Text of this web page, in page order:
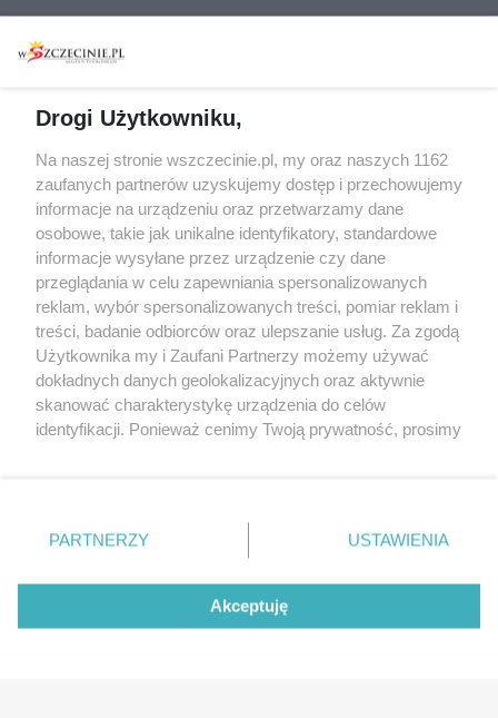
Wydarzenia
Warsztaty
Jarmarki, festyny, pchle
targi
Wernisaże
Więcej
Reklama
Redakcja
Specjalny koncert z okazji
20. urodzin portalu
wSzczecinie.pl
Regulamin konkursów
śniadaniówka "Hej
Szczecin! Jest piątek!"
the:protocol
Drogi Użytkowniku,
Na naszej stronie wszczecinie.pl, my oraz naszych 1162
zaufanych partnerów uzyskujemy dostęp i przechowujemy
informacje na urządzeniu oraz przetwarzamy dane
osobowe, takie jak unikalne identyfikatory, standardowe
informacje wysyłane przez urządzenie czy dane
przeglądania w celu zapewniania spersonalizowanych
reklam, wybór spersonalizowanych treści, pomiar reklam i
treści, badanie odbiorców oraz ulepszanie usług. Za zgodą
Użytkownika my i Zaufani Partnerzy możemy używać
dokładnych danych geolokalizacyjnych oraz aktywnie
skanować charakterystykę urządzenia do celów
identyfikacji. Ponieważ cenimy Twoją prywatność, prosimy
prywatności znajdujący się w lewym dolnym rogu strony
. Niektóre rodzaje przetwarzania danych nie wymagają
takiemu przetwarzaniu. Preferencje będą miały
zastosowania tylko na tej witrynie.
PARTNERZY USTAWIENIA
Akceptuję